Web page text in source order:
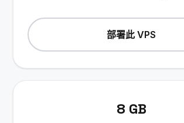
部署此 VPS
8 GB